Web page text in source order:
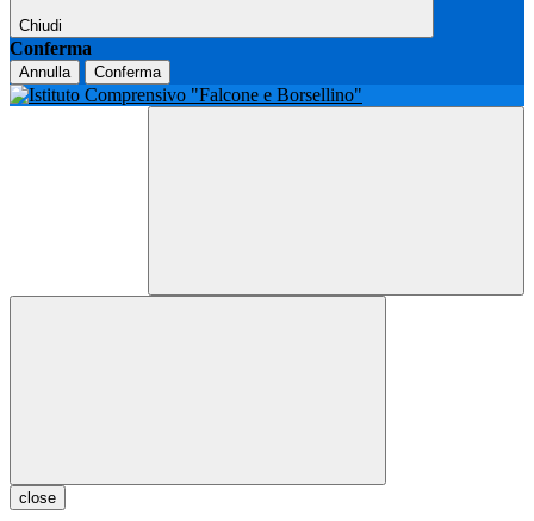
Chiudi
Conferma
Annulla Conferma
close